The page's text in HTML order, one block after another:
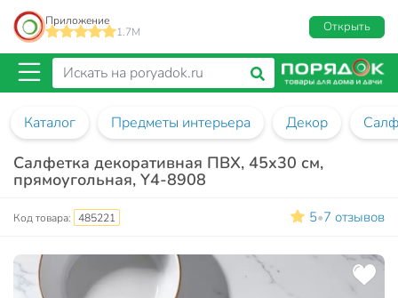
Приложение
1.7M
Открыть
Каталог Предметы интерьера Декор
Салфетка декоративная ПВХ, 45х30 см,
прямоугольная, Y4-8908
Код товара: 485221 5•7 отзывов